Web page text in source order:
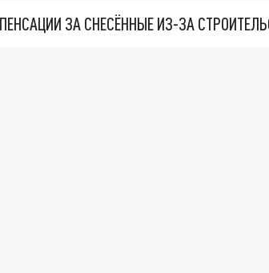
ЗА СНЕСЁННЫЕ ИЗ-ЗА